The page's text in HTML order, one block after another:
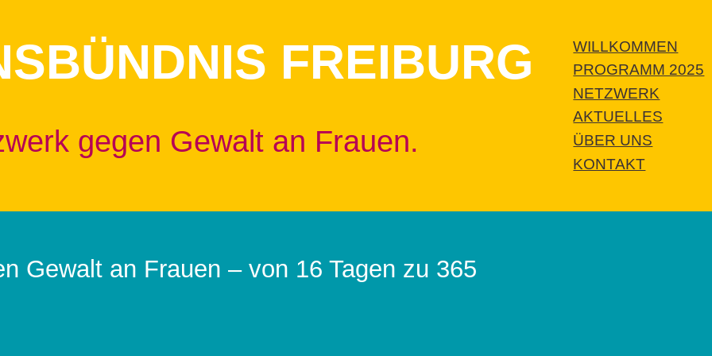
FREIBURG
gegen Gewalt an Frauen.
WILLKOMMEN
PROGRAMM 2025
NETZWERK
AKTUELLES
ÜBER UNS
KONTAKT
Gewalt an Frauen – von 16 Tagen zu 365